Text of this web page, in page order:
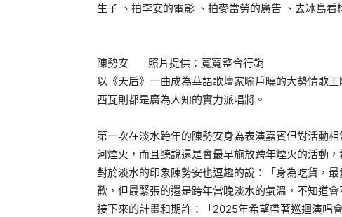
生子 、拍李安的電影 、拍麥當勞的廣告 、去冰島看
陳勢安 照片提供：寬寬整合行銷
以《天后》一曲成為華語歌壇家喻戶曉的大勢情歌
西瓦則都是廣為人知的實力派唱將。
第一次在淡水跨年的陳勢安身為表演嘉賓但對活動
河煙火，而且聽說還是會最早施放跨年煙火的活動
對於淡水的印象陳勢安也逗趣的說：「身為吃貨，
歡，但最緊張的還是跨年當晚淡水的氣溫，不知道
接下來的計畫和期許：「2025年希望帶著巡迴演唱